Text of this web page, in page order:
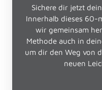
Sichere dir jetzt
Innerhalb dieses 60-
wir gemeinsam
Methode auch in
um dir den Weg von
neuen